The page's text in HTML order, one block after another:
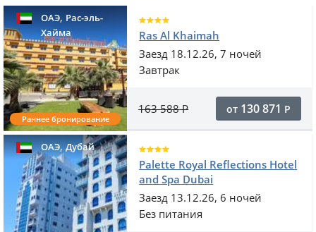
ОАЭ,Рас-эль-
Хайма
Раннее бронирование
Ras Al Khaimah
Заезд 18.12.26, 7 ночей
Завтрак
163 588Р от 130 871 Р
ОАЭ,Дубай
Palette Royal Reflections Hotel
and Spa Dubai
Заезд 13.12.26, 6 ночей
Без питания